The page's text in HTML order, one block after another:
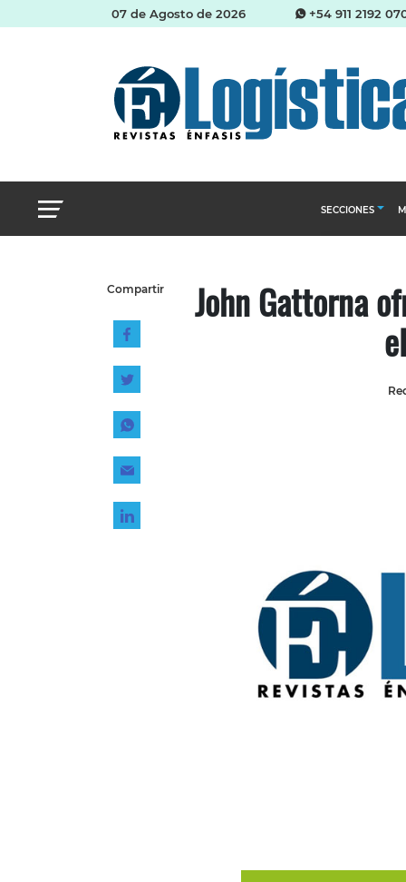
07 de Agosto de 2026 +54 911 2192
SECCIONES
Almacenes e
Cadena de
Logística y
Management
Compartir John Gattorna